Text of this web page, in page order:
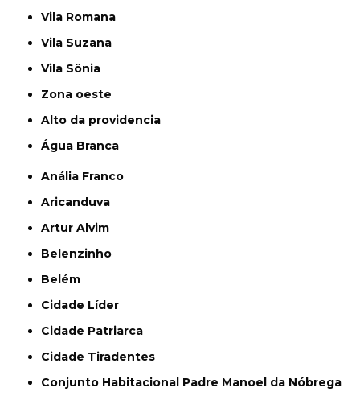
Vila Romana
Vila Suzana
Vila Sônia
Zona oeste
alto da providencia
Água Branca
Anália Franco
Aricanduva
Artur Alvim
Belenzinho
Belém
Cidade Líder
Cidade Patriarca
Cidade Tiradentes
Conjunto Habitacional Padre Manoel da Nóbrega